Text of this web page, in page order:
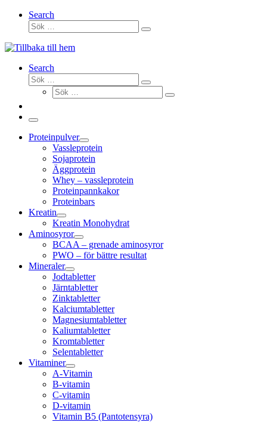
Search
Sök
Sök
Search
Sök
Sök
Sök
Sök
Meny
Proteinpulver
Vassleprotein
Sojaprotein
Äggprotein
Whey – vassleprotein
Proteinpannkakor
Proteinbars
Kreatin
Kreatin Monohydrat
Aminosyror
BCAA – grenade aminosyror
PWO – för bättre resultat
Mineraler
Jodtabletter
Järntabletter
Zinktabletter
Kalciumtabletter
Magnesiumtabletter
Kaliumtabletter
Kromtabletter
Selentabletter
Vitaminer
A-Vitamin
B-vitamin
C-vitamin
D-vitamin
Vitamin B5 (Pantotensyra)